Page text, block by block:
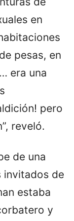
en
pesas, en
era una
pero
reveló.
de una
invitados de
estaba
y